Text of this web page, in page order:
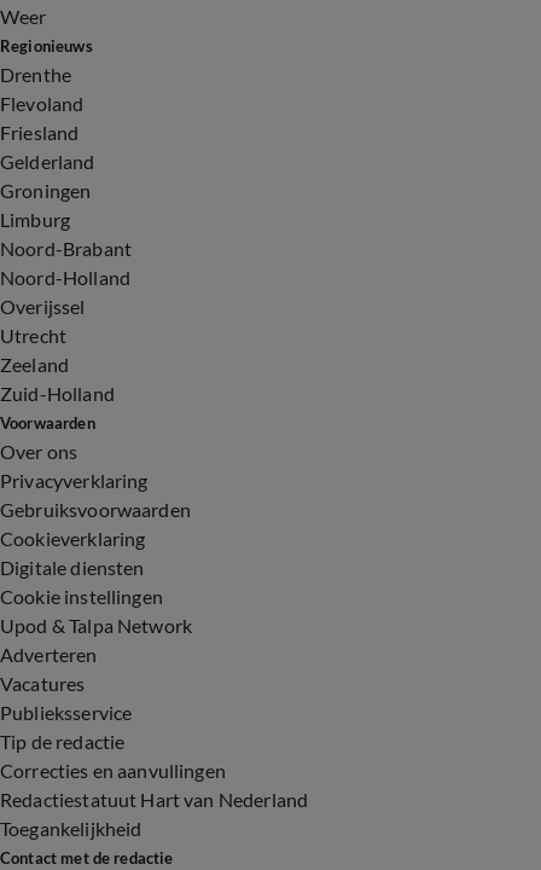
Weer
Regionieuws
Drenthe
Flevoland
Friesland
Gelderland
Groningen
Limburg
Noord-Brabant
Noord-Holland
Overijssel
Utrecht
Zeeland
Zuid-Holland
Voorwaarden
Over ons
Privacyverklaring
Gebruiksvoorwaarden
Cookieverklaring
Digitale diensten
Cookie instellingen
Upod & Talpa Network
Adverteren
Vacatures
Publieksservice
Tip de redactie
Correcties en aanvullingen
Redactiestatuut Hart van Nederland
Toegankelijkheid
Contact met de redactie